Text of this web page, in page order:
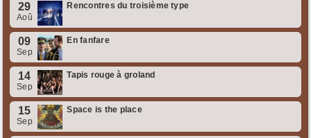
29
Aoû
Rencontres du troisième type
09
Sep
En fanfare
14
Sep
Tapis rouge à groland
15
Sep
Space is the place